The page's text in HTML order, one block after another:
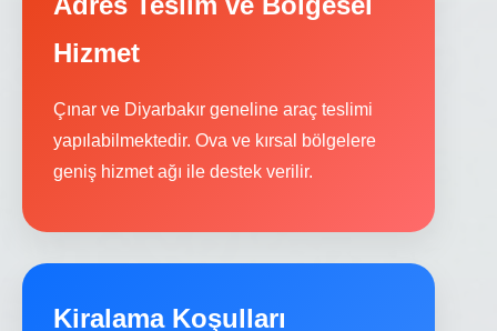
Hizmet
Çınar ve Diyarbakır geneline araç teslimi
yapılabilmektedir. Ova ve kırsal bölgelere
geniş hizmet ağı ile destek verilir.
Kiralama Koşulları